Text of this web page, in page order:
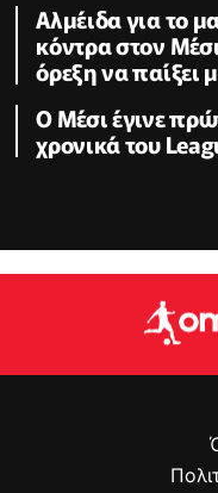
Αλμέιδα για το
κόντρα στον
όρεξη να παίξει
Ο Μέσι έγινε
χρονικά του